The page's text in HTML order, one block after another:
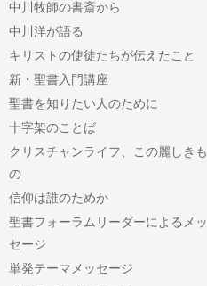
中川牧師の書斎から
中川洋が語る
キリストの使徒たちが伝えたこと
新・聖書入門講座
聖書を知りたい人のために
十字架のことば
クリスチャンライフ、この麗しきも
の
信仰は誰のためか
聖書フォーラムリーダーによるメッ
セージ
単発テーマメッセージ